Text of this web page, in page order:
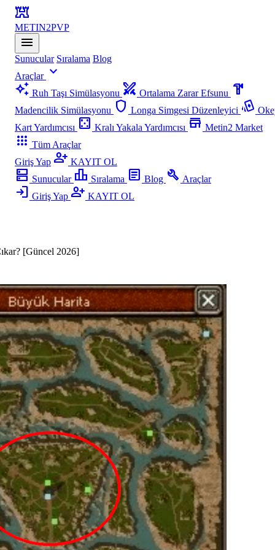
fort
METIN2PVP
menu
Sunucular Sıralama Blog
Araçlar expand_more
auto_awesome Ruh Taşı Simülasyonu swords Ortalama Zarar Efsunu hardware
Madencilik Simülasyonu shield Longa Simgesi Düzenleyici playing_cards
Kart Yardımcısı casino Kralı Yakala Yardımcısı store Metin2 Market
apps Tüm Araçlar
Giriş Yap person_add KAYIT OL
dns Sunucular leaderboard Sıralama article Blog build Araçlar
login Giriş Yap person_add KAYIT OL
[Güncel 2026]